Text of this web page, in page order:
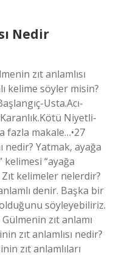
Nedir
zıt anlamlısı
kelime söyler misin?
Usta.Acı-
Karanlık.Kötü Niyetli-
fazla makale…•27
nedir? Yatmak, ayağa
kelimesi “ayağa
Zıt kelimeler nelerdir?
denir. Başka bir
söyleyebiliriz.
Gülmenin zıt anlamı
zıt anlamlısı nedir?
zıt anlamlıları